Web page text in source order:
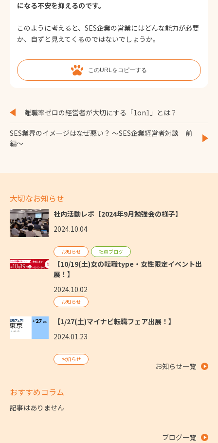
になる不安を抑えるのです。
このように考えると、SES企業の営業にはどんな能力が必要
か、自ずと見えてくるのではないでしょうか。
このURLをコピーする
離職率ゼロの経営者が大切にする「1on1」とは？
SES業界のイメージはなぜ悪い？ 〜SES企業経営者対談 前
編〜
大切なお知らせ
社内活動レポ【2024年9月勉強会の様子】
2024.10.04
お知らせ 社員ブログ
【10/19(土)女の転職type・女性限定イベント出
展！】
2024.10.02
お知らせ
【1/27(土)マイナビ転職フェア出展！】
2024.01.23
お知らせ
お知らせ一覧
おすすめコラム
記事はありません
ブログ一覧